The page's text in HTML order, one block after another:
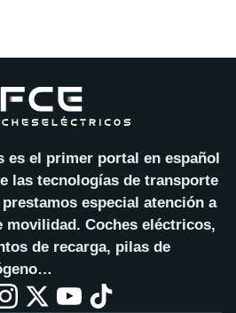
es el primer portal en español
las tecnologías de transporte
especial atención a
movilidad. Coches eléctricos,
de recarga, pilas de